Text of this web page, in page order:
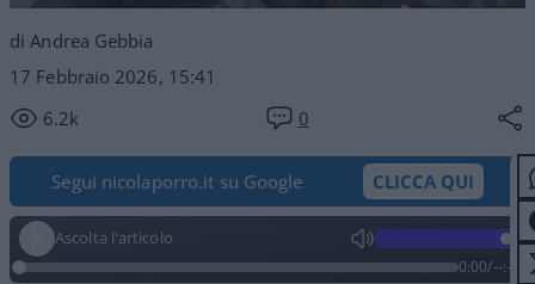
di Andrea Gebbia
17 Febbraio 2026, 15:41
6.2k
0
Segui nicolaporro.it su Google CLICCA QUI
Ascolta l'articolo
0:00/--:--